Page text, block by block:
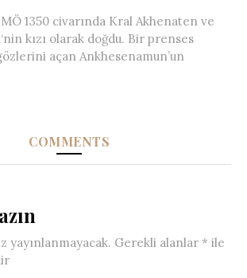
1350 civarında Kral Akhenaten ve
kızı olarak doğdu. Bir prenses
açan Ankhesenamun’un
COMMENTS
yayınlanmayacak. Gerekli alanlar * ile